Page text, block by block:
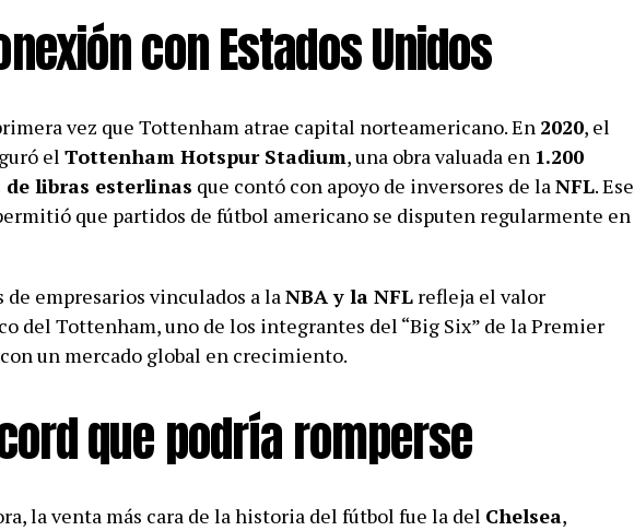
con Estados Unidos
vez que Tottenham atrae capital norteamericano. En 2020, el
el Tottenham Hotspur Stadium, una obra valuada en 1.200
libras esterlinas que contó con apoyo de inversores de laNFL. Ese
que partidos de fútbol americano se disputen regularmente en
empresarios vinculados a laNBA y la NFL refleja el valor
del Tottenham, uno de los integrantes del “Big Six” de la Premier
un mercado global en crecimiento.
que podría romperse
la venta más cara de la historia del fútbol fue la del Chelsea,